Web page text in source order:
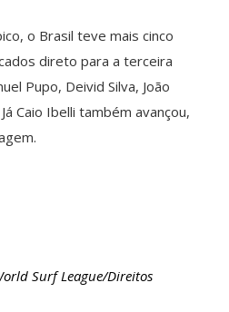
o Brasil teve mais cinco
direto para a terceira
Pupo, Deivid Silva, João
Caio Ibelli também avançou,
Surf League/Direitos